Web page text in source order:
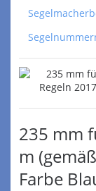
235 mm
m
Farbe